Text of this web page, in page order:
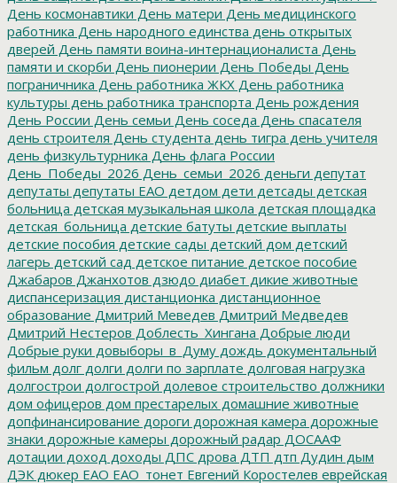
День космонавтики День матери День медицинского
работника День народного единства день открытых
дверей День памяти воина-интернационалиста День
памяти и скорби День пионерии День Победы День
пограничника День работника ЖКХ День работника
культуры день работника транспорта День рождения
День России День семьи День соседа День спасателя
день строителя День студента день тигра день учителя
день физкультурника День флага России
День_Победы_2026 День_семьи_2026 деньги депутат
депутаты депутаты ЕАО детдом дети детсады детская
больница детская музыкальная школа детская площадка
детская_больница детские батуты детские выплаты
детские пособия детские сады детский дом детский
лагерь детский сад детское питание детское пособие
Джабаров Джанхотов дзюдо диабет дикие животные
диспансеризация дистанционка дистанционное
образование Дмитрий Меведев Дмитрий Медведев
Дмитрий Нестеров Доблесть_Хингана Добрые люди
Добрые руки довыборы_в_Думу дождь документальный
фильм долг долги долги по зарплате долговая нагрузка
долгострои долгострой долевое строительство должники
дом офицеров дом престарелых домашние животные
допфинансирование дороги дорожная камера дорожные
знаки дорожные камеры дорожный радар ДОСААФ
дотации доход доходы ДПС дрова ДТП дтп Дудин дым
ДЭК дюкер ЕАО ЕАО_тонет Евгений Коростелев еврейская